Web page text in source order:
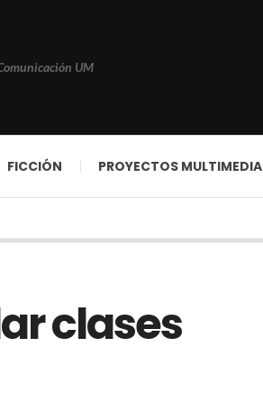
UM
FICCIÓN PROYECTOS MULTIMEDIA
clases